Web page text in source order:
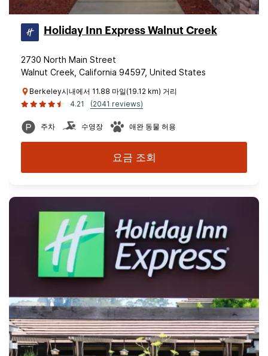
Holiday Inn Express Walnut Creek
2730 North Main Street
Walnut Creek, California 94597, United States
Berkeley시내에서 11.88 마일(19.12 km) 거리
4.21
(2041 reviews)
주차 수영장 애완 동물 허용
요금 조회